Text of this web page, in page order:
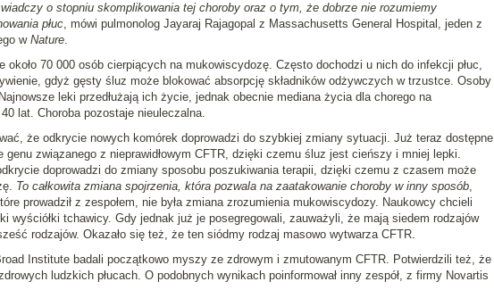
o stopniu skomplikowania tej choroby oraz o tym, że dobrze nie rozumiemy
płuc, mówi pulmonolog Jayaraj Rajagopal z Massachusetts General Hospital, jeden z
w Nature.
około 70 000 osób cierpiących na mukowiscydozę. Często dochodzi u nich do infekcji płuc,
gdyż gęsty śluz może blokować absorpcję składników odżywczych w trzustce. Osoby
leki przedłużają ich życie, jednak obecnie mediana życia dla chorego na
lat. Choroba pozostaje nieuleczalna.
że odkrycie nowych komórek doprowadzi do szybkiej zmiany sytuacji. Już teraz dostępne
genu związanego z nieprawidłowym CFTR, dzięki czemu śluz jest cieńszy i mniej lepki.
doprowadzi do zmiany sposobu poszukiwania terapii, dzięki czemu z czasem może
To całkowita zmiana spojrzenia, która pozwala na zaatakowanie choroby w inny sposób,
prowadził z zespołem, nie była zmiana zrozumienia mukowiscydozy. Naukowcy chcieli
wyściółki tchawicy. Gdy jednak już je posegregowali, zauważyli, że mają siedem rodzajów
rodzajów. Okazało się też, że ten siódmy rodzaj masowo wytwarza CFTR.
Institute badali początkowo myszy ze zdrowym i zmutowanym CFTR. Potwierdzili też, że
ludzkich płucach. O podobnych wynikach poinformował inny zespół, z firmy Novartis